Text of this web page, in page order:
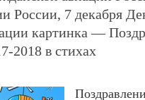
России, 7 декабря
картинка —
2018 в стихах